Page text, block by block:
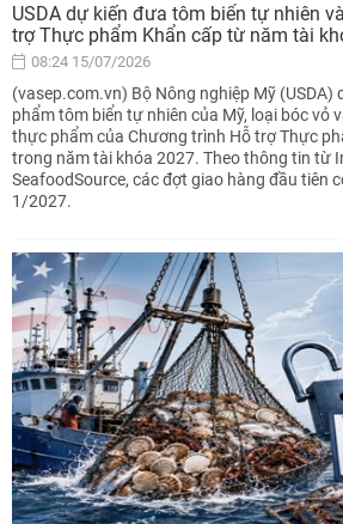
USDA dự kiến đưa tôm biển tự nhiên
trợ Thực phẩm Khẩn cấp từ năm tài
08:24 15/07/2026
(vasep.com.vn) Bộ Nông nghiệp Mỹ (USDA)
phẩm tôm biển tự nhiên của Mỹ, loại bóc vỏ
thực phẩm của Chương trình Hỗ trợ Thực
trong năm tài khóa 2027. Theo thông tin từ
SeafoodSource, các đợt giao hàng đầu tiên
1/2027.